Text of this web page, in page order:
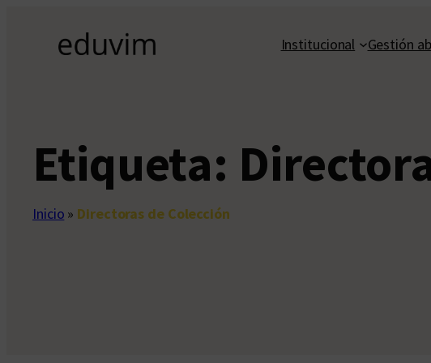
contenido
Institucional Gestión
Etiqueta:
Inicio » Directoras de Colección